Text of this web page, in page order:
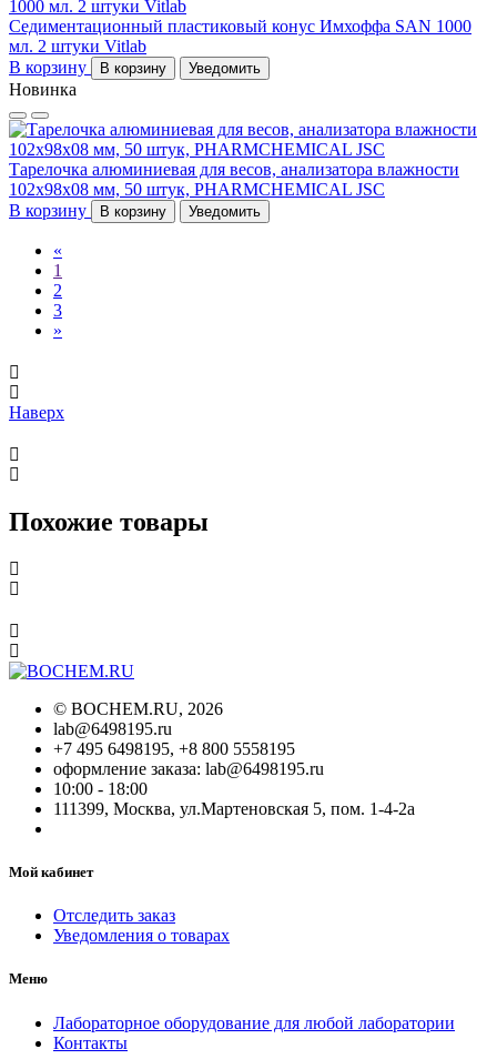
Седиментационный пластиковый конус Имхоффа SAN 1000
мл. 2 штуки Vitlab
В корзину
В корзину Уведомить
Новинка
Тарелочка алюминиевая для весов, анализатора влажности
102x98x08 мм, 50 штук, PHARMCHEMICAL JSC
В корзину
В корзину Уведомить
«
1
2
3
»
Наверх
Похожие товары
© BOCHEM.RU, 2026
lab@6498195.ru
+7 495 6498195, +8 800 5558195
оформление заказа: lab@6498195.ru
10:00 - 18:00
111399, Москва, ул.Мартеновская 5, пом. 1-4-2а
Мой кабинет
Отследить заказ
Уведомления о товарах
Меню
Лабораторное оборудование для любой лаборатории
Контакты